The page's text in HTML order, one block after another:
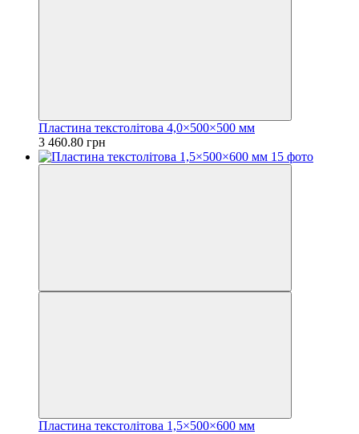
Пластина текстолітова 4,0×500×500 мм
3 460.80 грн
Пластина текстолітова 1,5×500×600 мм